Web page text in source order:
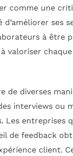
comme une
ses
à être
valoriser
de diverses
interviews ou
Les entreprises
de feedback
client.